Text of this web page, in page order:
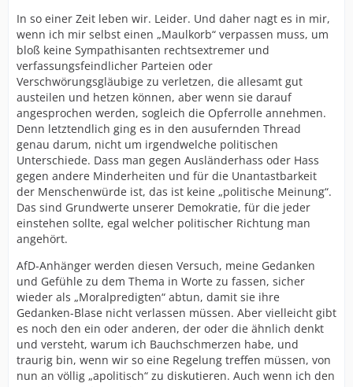
In so einer Zeit leben wir. Leider. Und daher nagt es in mir,
wenn ich mir selbst einen „Maulkorb“ verpassen muss, um
bloß keine Sympathisanten rechtsextremer und
verfassungsfeindlicher Parteien oder
Verschwörungsgläubige zu verletzen, die allesamt gut
austeilen und hetzen können, aber wenn sie darauf
angesprochen werden, sogleich die Opferrolle annehmen.
Denn letztendlich ging es in den ausufernden Thread
genau darum, nicht um irgendwelche politischen
Unterschiede. Dass man gegen Ausländerhass oder Hass
gegen andere Minderheiten und für die Unantastbarkeit
der Menschenwürde ist, das ist keine „politische Meinung“.
Das sind Grundwerte unserer Demokratie, für die jeder
einstehen sollte, egal welcher politischer Richtung man
angehört.
AfD-Anhänger werden diesen Versuch, meine Gedanken
und Gefühle zu dem Thema in Worte zu fassen, sicher
wieder als „Moralpredigten“ abtun, damit sie ihre
Gedanken-Blase nicht verlassen müssen. Aber vielleicht gibt
es noch den ein oder anderen, der oder die ähnlich denkt
und versteht, warum ich Bauchschmerzen habe, und
traurig bin, wenn wir so eine Regelung treffen müssen, von
nun an völlig „apolitisch“ zu diskutieren. Auch wenn ich den